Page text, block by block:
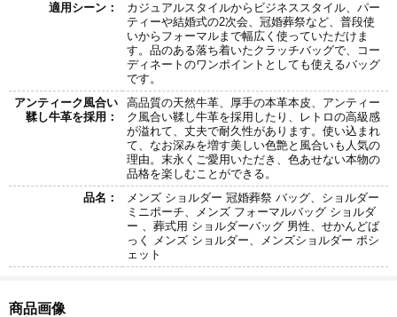
適用シーン：
カジュアルスタイルからビジネススタイル、パー
ティーや結婚式の2次会、冠婚葬祭など、普段使
いからフォーマルまで幅広く使っていただけま
す。品のある落ち着いたクラッチバッグで、コー
ディネートのワンポイントとしても使えるバッグ
です。
アンティーク風合い
鞣し牛革を採用：
高品質の天然牛革、厚手の本革本皮、アンティー
ク風合い鞣し牛革を採用したり、レトロの高級感
が溢れて、丈夫で耐久性があります。使い込まれ
て、なお深みを増す美しい色艶と風合いも人気の
理由。末永くご愛用いただき、色あせない本物の
品格を楽しむことができる。
品名：
メンズ ショルダー 冠婚葬祭 バッグ、ショルダー
ミニポーチ、メンズ フォーマルバッグ ショルダ
ー 、葬式用 ショルダーバッグ 男性、せかんどば
っく メンズ ショルダー、メンズショルダー ポシ
ェット
商品画像